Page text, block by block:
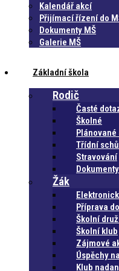
Kalendář akcí
Přijímací řízení do
Dokumenty MŠ
Galerie MŠ
Základní škola
Rodič
Časté
Školné
Třídní
Stravování
Dokumenty
Žák
Příprava
Školní
Školní klub
Zájmové
Úspěchy
Klub